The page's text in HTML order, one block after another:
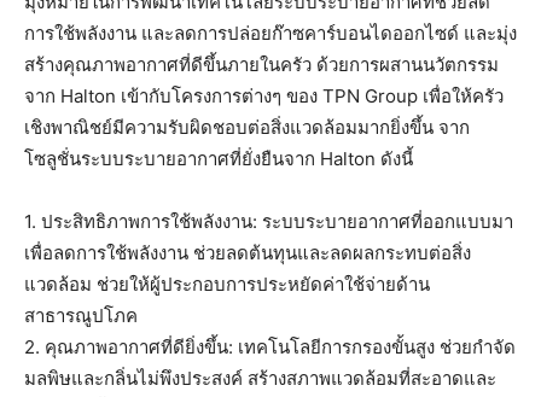
การใช้พลังงาน และลดการปล่อยก๊าซคาร์บอนไดออกไซด์ และมุ่ง
สร้างคุณภาพอากาศที่ดีขึ้นภายในครัว ด้วยการผสานนวัตกรรม
จาก Halton เข้ากับโครงการต่างๆ ของ TPN Group เพื่อให้ครัว
เชิงพาณิชย์มีความรับผิดชอบต่อสิ่งแวดล้อมมากยิ่งขึ้น จาก
โซลูชั่นระบบระบายอากาศที่ยั่งยืนจาก Halton ดังนี้
1. ประสิทธิภาพการใช้พลังงาน: ระบบระบายอากาศที่ออกแบบมา
เพื่อลดการใช้พลังงาน ช่วยลดต้นทุนและลดผลกระทบต่อสิ่ง
แวดล้อม ช่วยให้ผู้ประกอบการประหยัดค่าใช้จ่ายด้าน
สาธารณูปโภค
2. คุณภาพอากาศที่ดียิ่งขึ้น: เทคโนโลยีการกรองขั้นสูง ช่วยกำจัด
มลพิษและกลิ่นไม่พึงประสงค์ สร้างสภาพแวดล้อมที่สะอาดและ